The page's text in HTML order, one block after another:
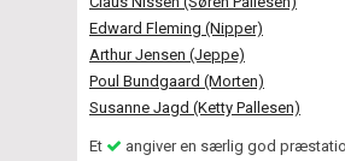
Edward Fleming (Nipper)
Arthur Jensen (Jeppe)
Poul Bundgaard (Morten)
Susanne Jagd (Ketty Pallesen)
Et
angiver en særlig god